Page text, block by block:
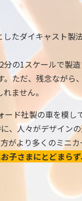
たダイキャスト製
の1スケールで製
ただ、残念ながら
ません。
ド社製の車を模し
、人々がデザイン
がより多くのミニ
子さまにとどまら